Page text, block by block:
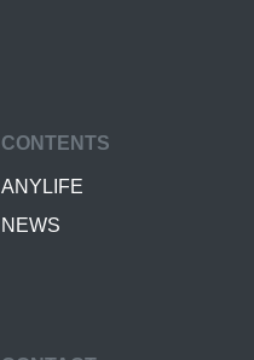
CONTENTS
ANYLIFE
NEWS